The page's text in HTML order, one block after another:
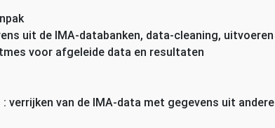
uit de IMA-databanken, data-cleaning, uitvoeren
voor afgeleide data en resultaten
verrijken van de IMA-data met gegevens uit andere